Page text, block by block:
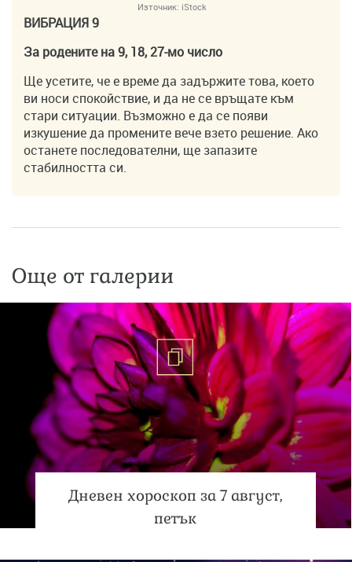
Източник: iStock
ВИБРАЦИЯ 9
За родените на 9, 18, 27-мо число
Ще усетите, че е време да задържите това, което
ви носи спокойствие, и да не се връщате към
стари ситуации. Възможно е да се появи
изкушение да промените вече взето решение. Ако
останете последователни, ще запазите
стабилността си.
Още от галерии
Дневен хороскоп за 7 август,
петък